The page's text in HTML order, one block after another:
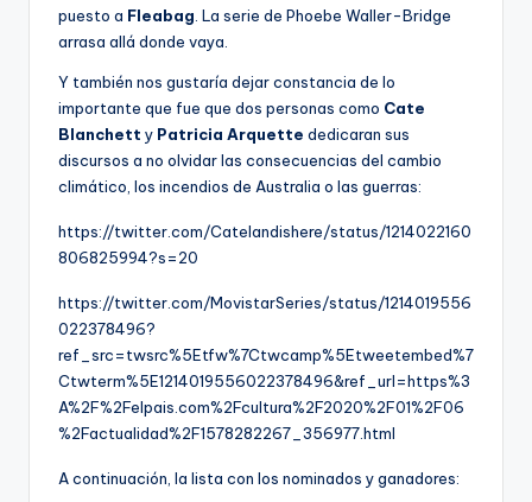
puesto a Fleabag . La serie de Phoebe Waller-Bridge
arrasa allá donde vaya.
Y también nos gustaría dejar constancia de lo
importante que fue que dos personas como Cate
Blanchett y Patricia Arquette dedicaran sus
discursos a no olvidar las consecuencias del cambio
climático, los incendios de Australia o las guerras:
https://twitter.com/Catelandishere/status/1214022160
806825994?s=20
https://twitter.com/MovistarSeries/status/1214019556
022378496?
ref_src=twsrc%5Etfw%7Ctwcamp%5Etweetembed%7
Ctwterm%5E1214019556022378496&ref_url=https%3
A%2F%2Felpais.com%2Fcultura%2F2020%2F01%2F06
%2Factualidad%2F1578282267_356977.html
A continuación, la lista con los nominados y ganadores: